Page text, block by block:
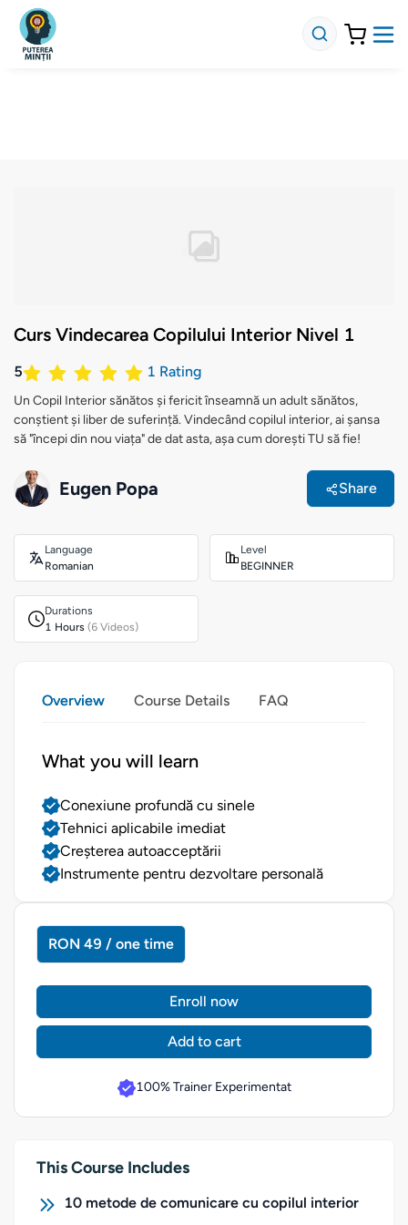
Curs Vindecarea Copilului Interior Nivel 1
5 1 Rating
Un Copil Interior sănătos și fericit înseamnă un adult sănătos,
conștient și liber de suferință. Vindecând copilul interior, ai șansa
să "începi din nou viața" de dat asta, așa cum dorești TU să fie!
Eugen Popa Share
Language
Romanian
Level
BEGINNER
Durations
1 Hours (6 Videos)
Overview Course Details FAQ
What you will learn
Conexiune profundă cu sinele
Tehnici aplicabile imediat
Creșterea autoacceptării
Instrumente pentru dezvoltare personală
RON 49 / one time
Enroll now
Add to cart
100% Trainer Experimentat
This Course Includes
10 metode de comunicare cu copilul interior